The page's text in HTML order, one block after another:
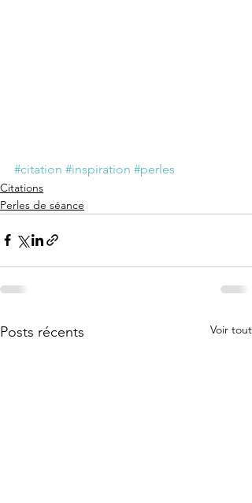
#citation #inspiration #perles
Citations
Perles de séance
Posts récents Voir tout